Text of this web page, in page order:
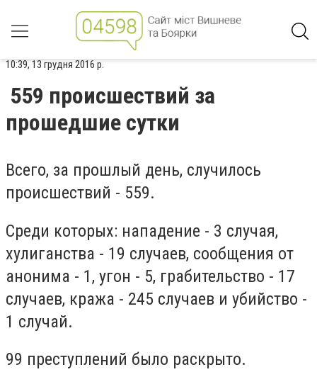
10:39, 13 грудня 2016 р.
559 происшествий за
прошедшие сутки
Всего, за прошлый день, случилось
происшествий - 559.
Среди которых: нападение - 3 случая,
хулиганства - 19 случаев, сообщения от
анонима - 1, угон - 5, грабительство - 17
случаев, кража - 245 случаев и убийство -
1 случай.
99 преступлений было раскрыто.